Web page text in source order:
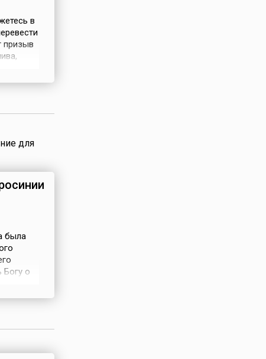
в
призыв
для
была
Богу о